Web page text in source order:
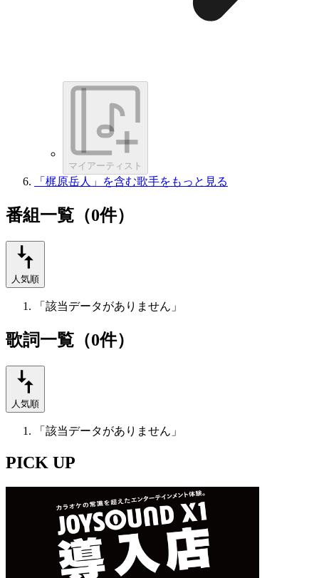
マイアーティスト
「梶原岳人」を含む歌手をもっと見る
番組一覧（0件）
人気順
「該当データがありません」
歌詞一覧（0件）
人気順
「該当データがありません」
PICK UP